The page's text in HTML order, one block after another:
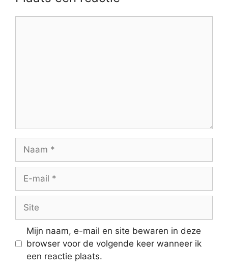
Naam
Site
Mijn naam, e-mail en site bewaren in deze
browser voor de volgende keer wanneer ik
een reactie plaats.